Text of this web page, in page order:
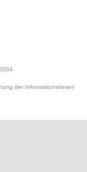
der Informationstresen